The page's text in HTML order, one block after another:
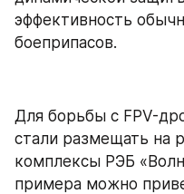
эффективность
боеприпасов.
Для борьбы с FPV-
стали размещать на
комплексы РЭБ
примера можно